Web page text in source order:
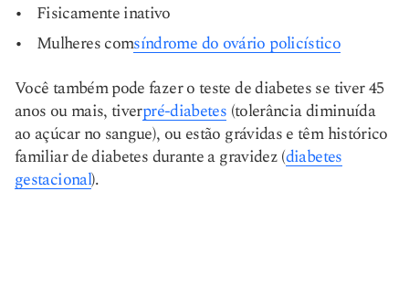
Fisicamente inativo
Mulheres comsíndrome do ovário policístico
Você também pode fazer o teste de diabetes se tiver 45
anos ou mais, tiverpré-diabetes (tolerância diminuída
ao açúcar no sangue), ou estão grávidas e têm histórico
familiar de diabetes durante a gravidez (diabetes
gestacional).